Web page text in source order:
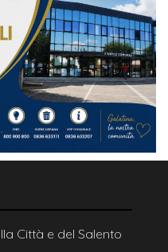
Città e del Salento